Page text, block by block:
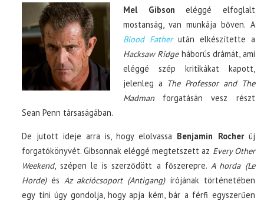
Mel Gibson eléggé elfoglalt
mostanság, van munkája bőven. A
Blood Fatherután elkészítette a
Hacksaw Ridgeháborús drámát, ami
eléggé szép kritikákat kapott,
jelenleg a The Professor and The
Madmanforgatásán vesz részt
Sean Penn társaságában.
De jutott ideje arra is, hogy elolvassa Benjamin Rocherúj
forgatókönyvét. Gibsonnak eléggé megtetszett az Every Other
Weekend, szépen le is szerződött a főszerepre.A horda (Le
Horde)és Az akciócsoport (Antigang)írójának történetében
egy tini úgy gondolja, hogy apja kém, bár a férfi egyszerűen